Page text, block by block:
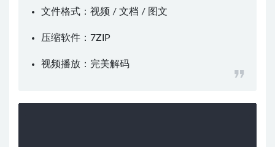
文件格式：视频 / 文档 / 图文
压缩软件： 7ZIP
视频播放： 完美解码